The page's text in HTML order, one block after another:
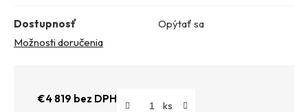
Dostupnosť
Opýtať sa
Možnosti doručenia
€4 819 bez DPH